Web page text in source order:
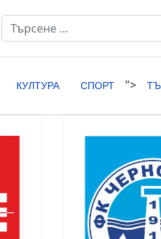
Търсене
КУЛТУРА СПОРТ ">